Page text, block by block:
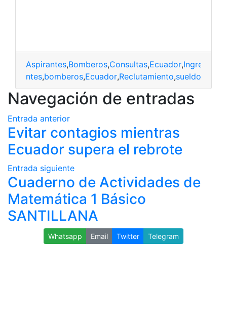
Aspirantes,Bomberos,Consultas,Ecuador,Ingresar
Aspirantes,bomberos,Ecuador,Reclutamiento,sueldo
Navegación de entradas
Entrada anterior
Evitar contagios mientras
Ecuador supera el rebrote
Entrada siguiente
Cuaderno de Actividades de
Matemática 1 Básico
SANTILLANA
Whatsapp Email Twitter Telegram